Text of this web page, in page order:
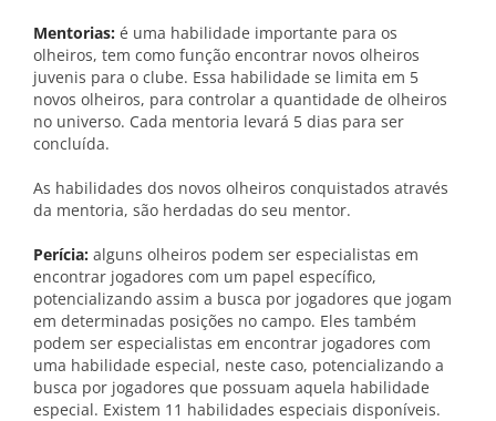
Mentorias: é uma habilidade importante para os
olheiros, tem como função encontrar novos olheiros
juvenis para o clube. Essa habilidade se limita em 5
novos olheiros, para controlar a quantidade de olheiros
no universo. Cada mentoria levará 5 dias para ser
concluída.
As habilidades dos novos olheiros conquistados através
da mentoria, são herdadas do seu mentor.
Perícia: alguns olheiros podem ser especialistas em
encontrar jogadores com um papel específico,
potencializando assim a busca por jogadores que jogam
em determinadas posições no campo. Eles também
podem ser especialistas em encontrar jogadores com
uma habilidade especial, neste caso, potencializando a
busca por jogadores que possuam aquela habilidade
especial. Existem 11 habilidades especiais disponíveis.